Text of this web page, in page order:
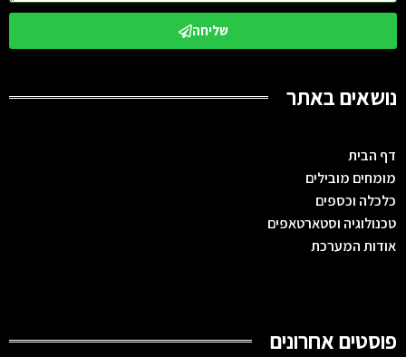
שליחה
נושאים באתר
דף הבית
מומחים מובילים
כלכלה וכספים
טכנולוגיה וסטארטאפים
אודות המערכת
פוסטים אחרונים